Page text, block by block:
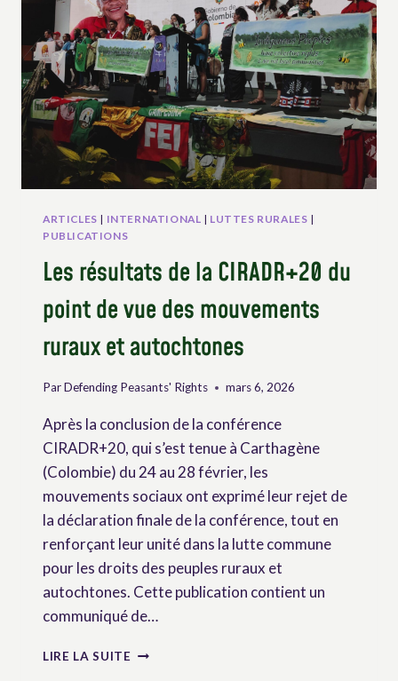
COURS
ARTICLES | INTERNATIONAL | LUTTES RURALES |
PUBLICATIONS
Les résultats de la CIRADR+20 du
point de vue des mouvements
ruraux et autochtones
ParDefending Peasants' Rights mars 6, 2026
Après la conclusion de la conférence
CIRADR+20, qui s’est tenue à Carthagène
(Colombie) du 24 au 28 février, les
mouvements sociaux ont exprimé leur rejet de
la déclaration finale de la conférence, tout en
renforçant leur unité dans la lutte commune
pour les droits des peuples ruraux et
autochtones. Cette publication contient un
communiqué de…
LIRE LA SUITE LES